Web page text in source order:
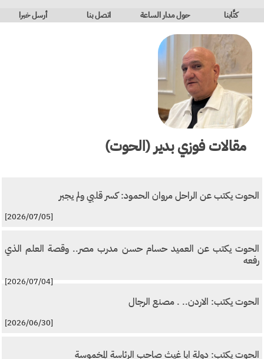
كتَّابنا حول مدار الساعة اتصل بنا أرسل خبرا
مقالاتفوزي بدير (الحوت)
الحوت يكتب عن الراحل مروان الحمود: كسر قلبي ولم يجبر
[2026/07/05]
الحوت يكتب عن العميد حسام حسن مدرب مصر.. وقصة العلم الذي
رفعه
[2026/07/04]
الحوت يكتب: الاردن.. . مصنع الرجال
[2026/06/30]
الحوت يكتب: دولة ابا غيث صاحب الرئاسة المخموسة